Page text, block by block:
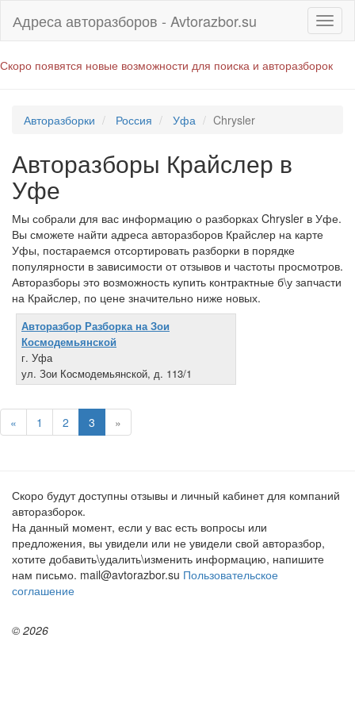
Адреса авторазборов - Avtorazbor.su
Скоро появятся новые возможности для поиска и авторазборок
Авторазборки Россия Уфа Chrysler
Авторазборы Крайслер в
Уфе
Мы собрали для вас информацию о разборках Chrysler в Уфе.
Вы сможете найти адреса авторазборов Крайслер на карте
Уфы, постараемся отсортировать разборки в порядке
популярности в зависимости от отзывов и частоты просмотров.
Авторазборы это возможность купить контрактные б\у запчасти
на Крайслер, по цене значительно ниже новых.
Авторазбор Разборка на Зои
Космодемьянской
г. Уфа
ул. Зои Космодемьянской, д. 113/1
+7 987 60-70-100
« 1 2 3 »
Скоро будут доступны отзывы и личный кабинет для компаний
авторазборок.
На данный момент, если у вас есть вопросы или
предложения, вы увидели или не увидели свой авторазбор,
хотите добавить\удалить\изменить информацию, напишите
нам письмо. mail@avtorazbor.su Пользовательское
соглашение
© 2026